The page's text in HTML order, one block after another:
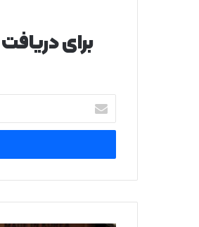
برای
ر
ا
ی